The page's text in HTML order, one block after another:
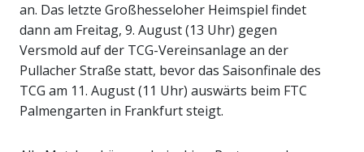
an. Das letzte Großhesseloher Heimspiel findet
dann am Freitag, 9. August (13 Uhr) gegen
Versmold auf der TCG-Vereinsanlage an der
Pullacher Straße statt, bevor das Saisonfinale des
TCG am 11. August (11 Uhr) auswärts beim FTC
Palmengarten in Frankfurt steigt.